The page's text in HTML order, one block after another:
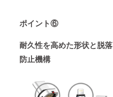
ポイント⑥
耐久性を高めた形状と脱落
防止機構